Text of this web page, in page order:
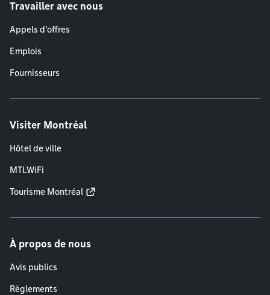
Travailler avec nous
Appels d'offres
Emplois
Fournisseurs
Visiter Montréal
Hôtel de ville
MTLWiFi
Tourisme Montréal
À propos de nous
Avis publics
Règlements